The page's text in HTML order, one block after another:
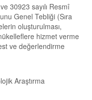
30923 sayılı Resmî
Genel Tebliği (Sıra
oluşturulması,
hizmet verme
ve değerlendirme
Araştırma